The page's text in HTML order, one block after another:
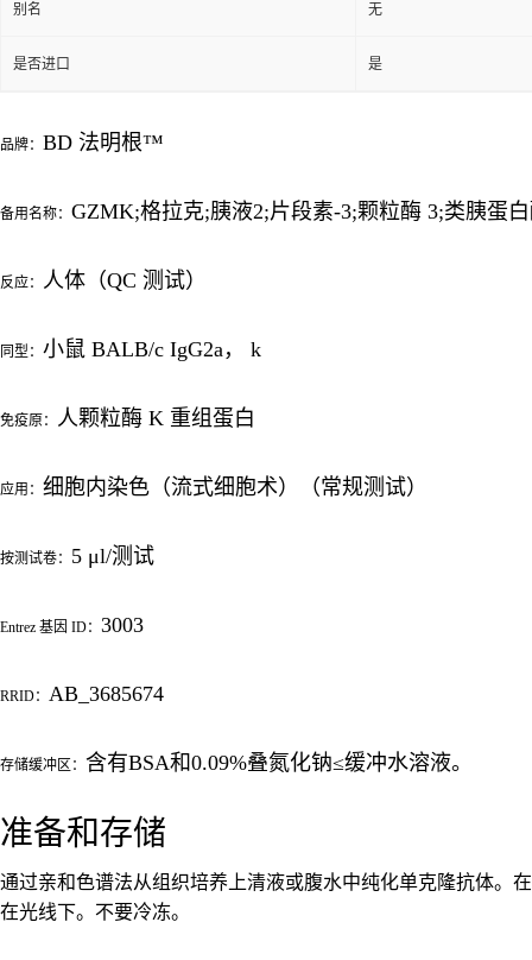
别名 无
是否进口 是
品牌： BD 法明根™
备用名称： GZMK;格拉克;胰液2;片段素-3;颗粒酶 3;类胰蛋
反应： 人体（QC 测试）
同型： 小鼠 BALB/c IgG2a， k
免疫原： 人颗粒酶 K 重组蛋白
应用： 细胞内染色（流式细胞术）（常规测试）
按测试卷： 5 μl/测试
Entrez 基因 ID： 3003
RRID： AB_3685674
存储缓冲区： 含有BSA和0.09%叠氮化钠≤缓冲水溶液。
准备和存储
通过亲和色谱法从组织培养上清液或腹水中纯化单克隆抗体。
在光线下。不要冷冻。